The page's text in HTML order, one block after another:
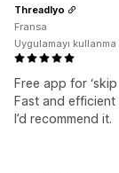
Free app for
Fast and
I’d recommend it.
Threadlyo
Fransa
Uygulamayı